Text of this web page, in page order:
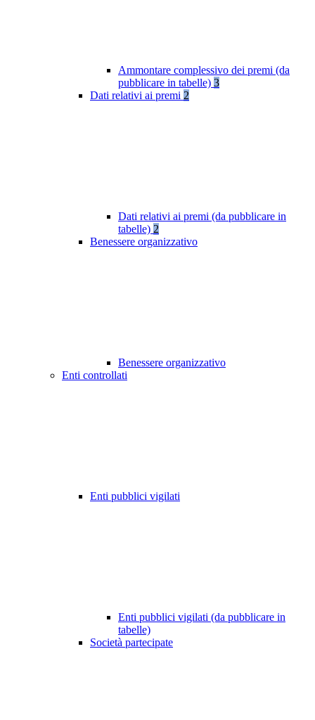
Ammontare complessivo dei premi (da
pubblicare in tabelle) 3
Dati relativi ai premi 2
Dati relativi ai premi (da pubblicare in
tabelle) 2
Benessere organizzativo
Benessere organizzativo
Enti controllati
Enti pubblici vigilati
Enti pubblici vigilati (da pubblicare in
tabelle)
Società partecipate